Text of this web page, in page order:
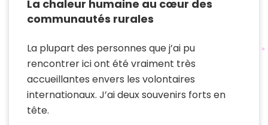
La chaleur humaine au cœur des
communautés rurales
La plupart des personnes que j’ai pu
rencontrer ici ont été vraiment très
accueillantes envers les volontaires
internationaux. J’ai deux souvenirs forts en
tête.